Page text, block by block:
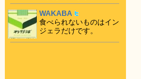
WAKABA
食べられないものはイン
ジェラだけです。